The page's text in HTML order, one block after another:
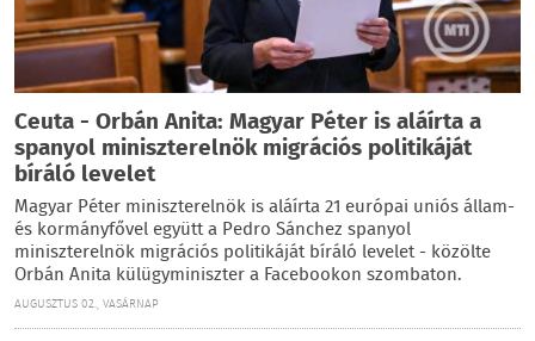
Ceuta - Orbán Anita: Magyar Péter is aláírta a
spanyol miniszterelnök migrációs politikáját
bíráló levelet
Magyar Péter miniszterelnök is aláírta 21 európai uniós állam-
és kormányfővel együtt a Pedro Sánchez spanyol
miniszterelnök migrációs politikáját bíráló levelet - közölte
Orbán Anita külügyminiszter a Facebookon szombaton.
AUGUSZTUS 02., VASÁRNAP